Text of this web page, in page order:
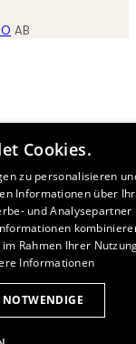
AB
Cookies.
zu personalisieren
Informationen über
und Analysepartner
Rahmen Ihrer
Informationen